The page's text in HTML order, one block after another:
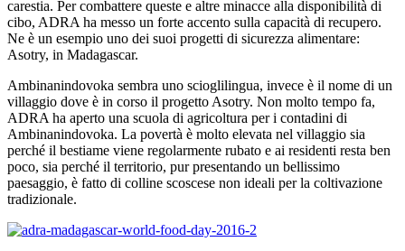
carestia. Per combattere queste e altre minacce alla disponibilità di
cibo, ADRA ha messo un forte accento sulla capacità di recupero.
Ne è un esempio uno dei suoi progetti di sicurezza alimentare:
Asotry, in Madagascar.
Ambinanindovoka sembra uno scioglilingua, invece è il nome di un
villaggio dove è in corso il progetto Asotry. Non molto tempo fa,
ADRA ha aperto una scuola di agricoltura per i contadini di
Ambinanindovoka. La povertà è molto elevata nel villaggio sia
perché il bestiame viene regolarmente rubato e ai residenti resta ben
poco, sia perché il territorio, pur presentando un bellissimo
paesaggio, è fatto di colline scoscese non ideali per la coltivazione
tradizionale.